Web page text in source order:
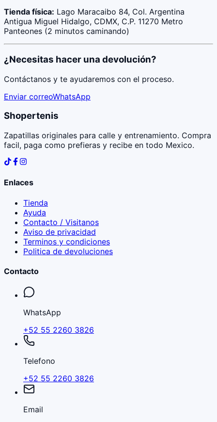
Tienda física: Lago Maracaibo 84, Col. Argentina
Antigua Miguel Hidalgo, CDMX, C.P. 11270 Metro
Panteones (2 minutos caminando)
¿Necesitas hacer una devolución?
Contáctanos y te ayudaremos con el proceso.
Enviar correoWhatsApp
Shopertenis
Zapatillas originales para calle y entrenamiento. Compra
facil, paga como prefieras y recibe en todo Mexico.
Enlaces
Tienda
Ayuda
Contacto / Visitanos
Aviso de privacidad
Terminos y condiciones
Politica de devoluciones
Contacto
WhatsApp
+52 55 2260 3826
Telefono
+52 55 2260 3826
Email